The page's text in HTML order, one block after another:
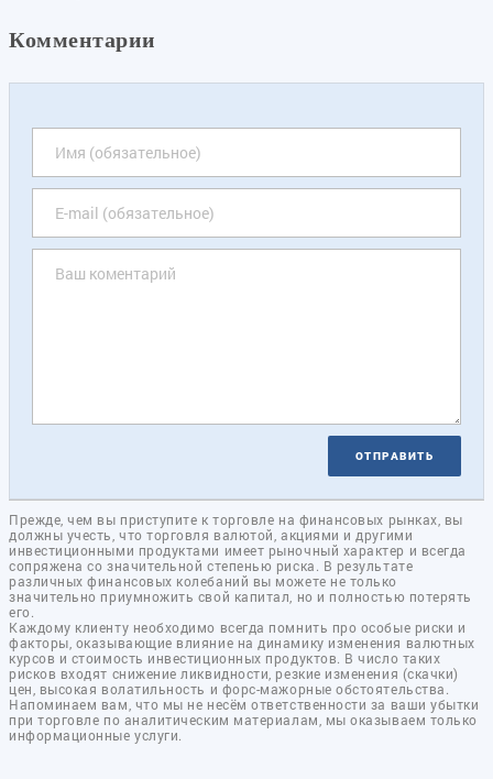
Комментарии
ОТПРАВИТЬ
Прежде, чем вы приступите к торговле на финансовых рынках, вы
должны учесть, что торговля валютой, акциями и другими
инвестиционными продуктами имеет рыночный характер и всегда
сопряжена со значительной степенью риска. В результате
различных финансовых колебаний вы можете не только
значительно приумножить свой капитал, но и полностью потерять
его.
Каждому клиенту необходимо всегда помнить про особые риски и
факторы, оказывающие влияние на динамику изменения валютных
курсов и стоимость инвестиционных продуктов. В число таких
рисков входят снижение ликвидности, резкие изменения (скачки)
цен, высокая волатильность и форс-мажорные обстоятельства.
Напоминаем вам, что мы не несём ответственности за ваши убытки
при торговле по аналитическим материалам, мы оказываем только
информационные услуги.